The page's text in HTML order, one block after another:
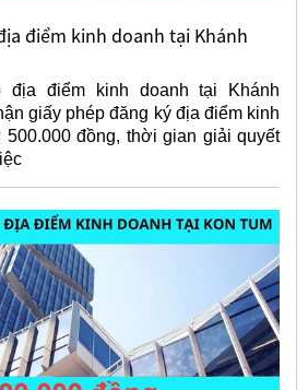
điểm kinh doanh tại Khánh
địa điểm kinh doanh tại Khánh
giấy phép đăng ký địa điểm kinh
đồng, thời gian giải quyết